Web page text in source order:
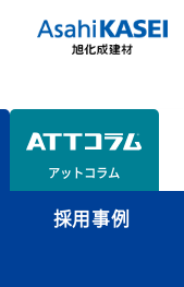
アットコラム
採用事例